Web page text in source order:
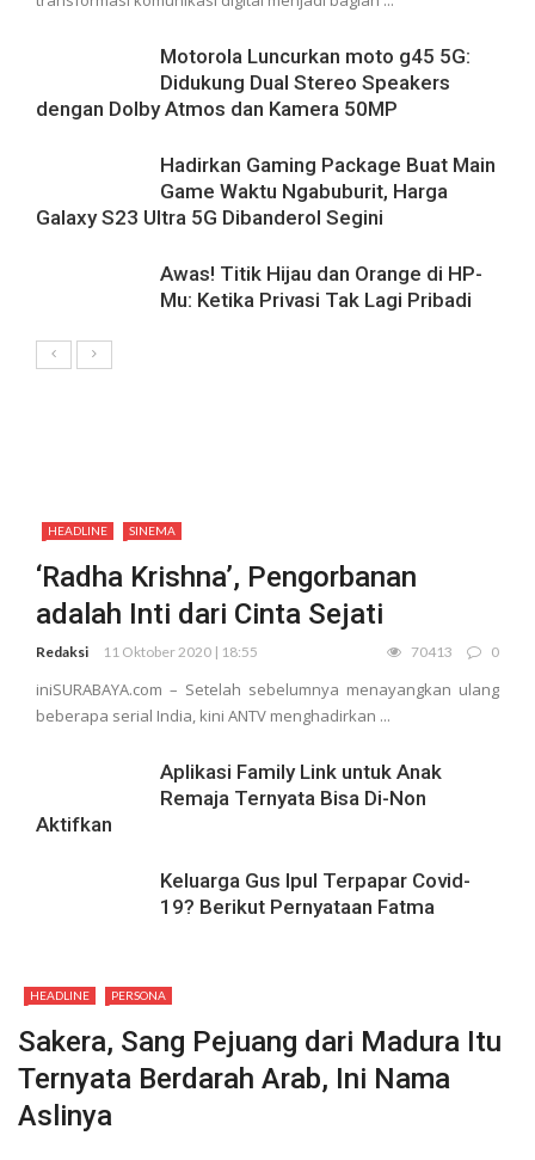
Motorola Luncurkan moto g45 5G:
Didukung Dual Stereo Speakers
dengan Dolby Atmos dan Kamera 50MP
Hadirkan Gaming Package Buat Main
Game Waktu Ngabuburit, Harga
Galaxy S23 Ultra 5G Dibanderol Segini
Awas! Titik Hijau dan Orange di HP-
Mu: Ketika Privasi Tak Lagi Pribadi
HEADLINE SINEMA
‘Radha Krishna’, Pengorbanan
adalah Inti dari Cinta Sejati
Redaksi 11 Oktober 2020 | 18:55 70413 0
iniSURABAYA.com – Setelah sebelumnya menayangkan ulang
beberapa serial India, kini ANTV menghadirkan ...
Aplikasi Family Link untuk Anak
Remaja Ternyata Bisa Di-Non
Aktifkan
Keluarga Gus Ipul Terpapar Covid-
19? Berikut Pernyataan Fatma
HEADLINE PERSONA
Sakera, Sang Pejuang dari Madura Itu
Ternyata Berdarah Arab, Ini Nama
Aslinya